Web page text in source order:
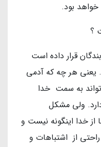
خواهد بود.
؟
قرار داده است
هر چه که آدمی
به سمت خدا
ولی مشکل
خدا اینگونه نیست و
از اشتباهات و